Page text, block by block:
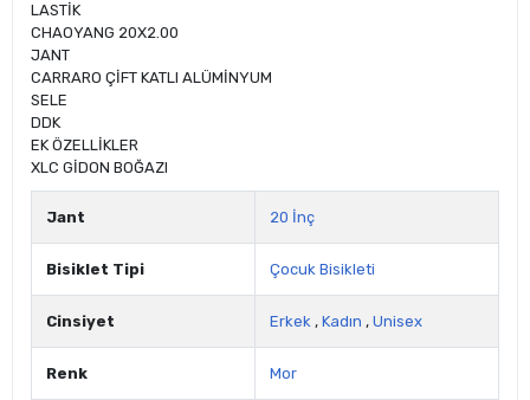
LASTİK
CHAOYANG 20X2.00
JANT
CARRARO ÇİFT KATLI ALÜMİNYUM
SELE
DDK
EK ÖZELLİKLER
XLC GİDON BOĞAZI
Jant 20 İnç
Bisiklet Tipi Çocuk Bisikleti
Cinsiyet Erkek , Kadın , Unisex
Renk Mor